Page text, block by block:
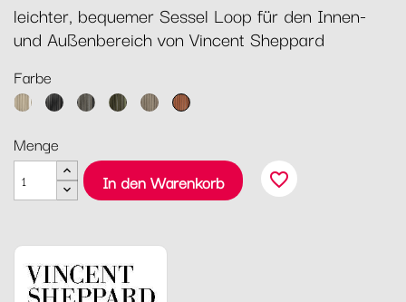
leichter, bequemer Sessel Loop für den Innen-
und Außenbereich von Vincent Sheppard
Farbe
Beige
Weiß
BlackFossilMossTaupeTerracotta
Menge
In den Warenkorb
favorite_border